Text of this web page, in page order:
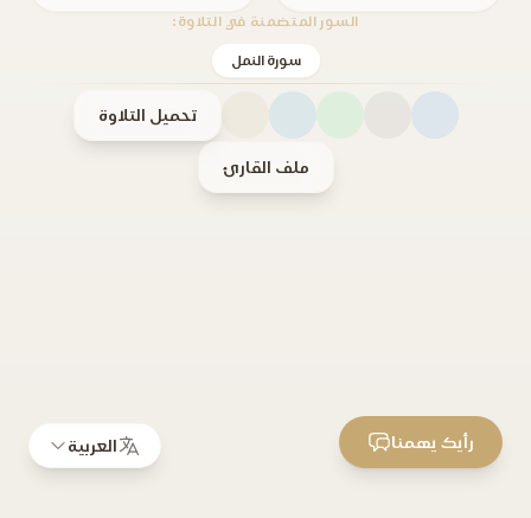
السور المتضمنة في التلاوة:
سورة النمل
تحميل التلاوة
ملف القارئ
العربية رأيك يهمنا